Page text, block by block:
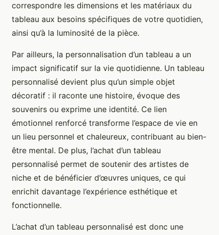
correspondre les dimensions et les matériaux du
tableau aux besoins spécifiques de votre quotidien,
ainsi qu’à la luminosité de la pièce.
Par ailleurs, la personnalisation d’un tableau a un
impact significatif sur la vie quotidienne. Un tableau
personnalisé devient plus qu’un simple objet
décoratif : il raconte une histoire, évoque des
souvenirs ou exprime une identité. Ce lien
émotionnel renforcé transforme l’espace de vie en
un lieu personnel et chaleureux, contribuant au bien-
être mental. De plus, l’achat d’un tableau
personnalisé permet de soutenir des artistes de
niche et de bénéficier d’œuvres uniques, ce qui
enrichit davantage l’expérience esthétique et
fonctionnelle.
L’achat d’un tableau personnalisé est donc une